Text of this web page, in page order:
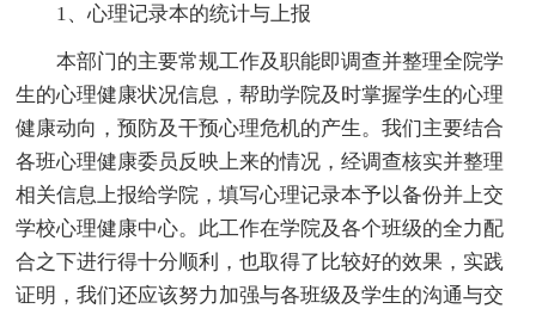
1、心理记录本的统计与上报
本部门的主要常规工作及职能即调查并整理全院学
生的心理健康状况信息，帮助学院及时掌握学生的心理
健康动向，预防及干预心理危机的产生。我们主要结合
各班心理健康委员反映上来的情况，经调查核实并整理
相关信息上报给学院，填写心理记录本予以备份并上交
学校心理健康中心。此工作在学院及各个班级的全力配
合之下进行得十分顺利，也取得了比较好的效果，实践
证明，我们还应该努力加强与各班级及学生的沟通与交